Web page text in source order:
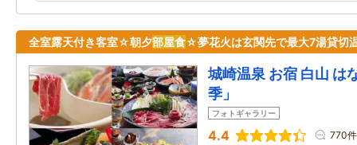
全室露天付き客室☆朝夕部屋食☆夢花火は玄関先で最大7湯貸切
城崎温泉 お宿 白山 は
季」
フォトギャラリー
4.4 770件